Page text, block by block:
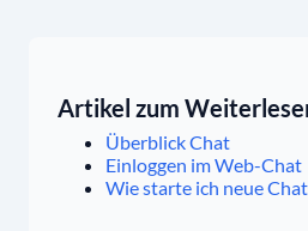
Artikel zum
Überblick Chat
Einloggen im Web-Chat
Wie starte ich neue